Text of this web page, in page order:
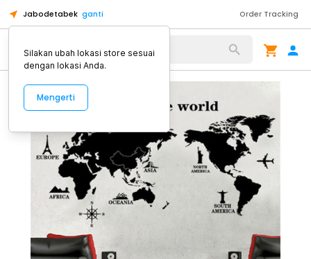
Jabodetabek ganti Order Tracking
Alat Kopi
Silakan ubah lokasi store sesuai
dengan lokasi Anda.
Mengerti